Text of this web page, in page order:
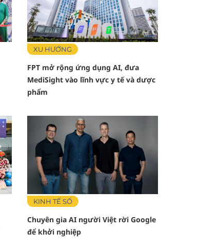
XU HƯỚNG
FPT mở rộng ứng dụng AI, đưa
MediSight vào lĩnh vực y tế và dược
phẩm
KINH TẾ SỐ
Chuyên gia AI người Việt rời Google
để khởi nghiệp